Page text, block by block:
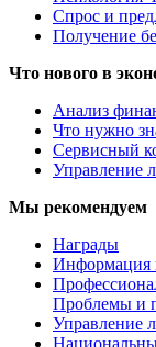
Спрос и
Получение
Что нового в
Анализ
Что нужно
Сервисный
Управление
Мы рекомендуем
Награды
Информация
Проблемы и
Управление